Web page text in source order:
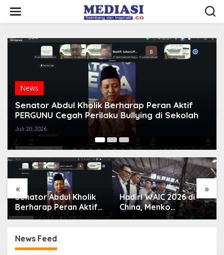
konten
Abdul Kholik Berharap Peran Aktif
Cegah Perilaku Bullying di Sekolah
Hadiri
Indonesia
« »
Senator Abdul Kholik
Berharap Peran Aktif
PERGUNU Cegah
Sekolah
Hadiri WAIC 2026 di
China, Menko
Airlangga : Indonesia
News Feed